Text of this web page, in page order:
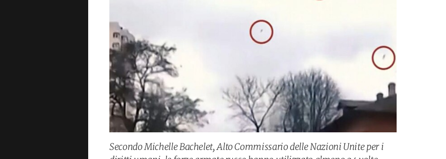
Secondo Michelle Bachelet, Alto Commissario delle Nazioni Unite per i